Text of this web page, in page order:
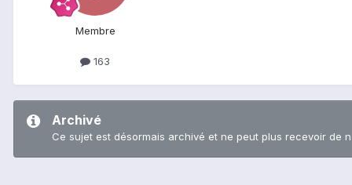
Membre
163
Archivé
Ce sujet est désormais archivé et ne peut plus recevoir de